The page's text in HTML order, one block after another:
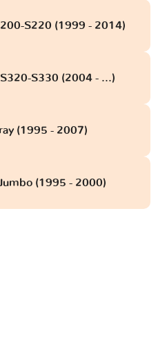
S220 (1999 - 2014)
S330 (2004 - ...)
(1995 - 2007)
(1995 - 2000)